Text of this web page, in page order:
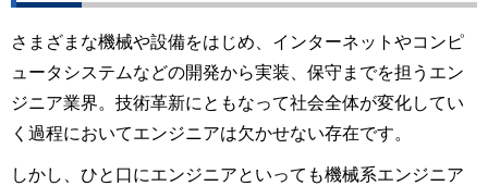
さまざまな機械や設備をはじめ、インターネットやコンピ
ュータシステムなどの開発から実装、保守までを担うエン
ジニア業界。技術革新にともなって社会全体が変化してい
く過程においてエンジニアは欠かせない存在です。
しかし、ひと口にエンジニアといっても機械系エンジニア